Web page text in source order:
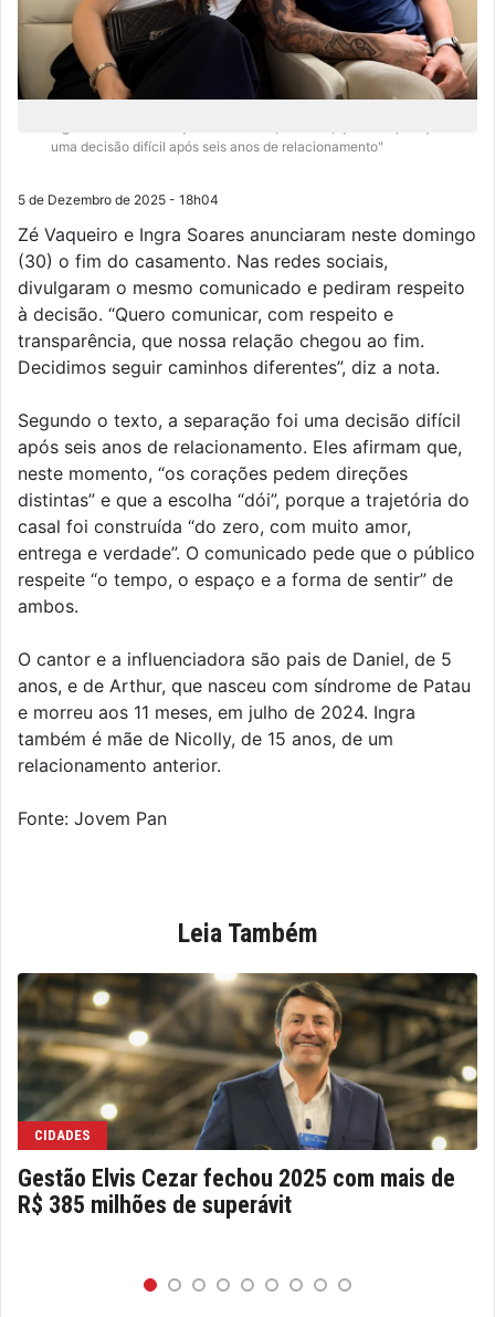
uma decisão difícil após seis anos de relacionamento"
5 de Dezembro de 2025 - 18h04
Zé Vaqueiro e Ingra Soares anunciaram neste domingo
(30) o fim do casamento. Nas redes sociais,
divulgaram o mesmo comunicado e pediram respeito
à decisão. “Quero comunicar, com respeito e
transparência, que nossa relação chegou ao fim.
Decidimos seguir caminhos diferentes”, diz a nota.
Segundo o texto, a separação foi uma decisão difícil
após seis anos de relacionamento. Eles afirmam que,
neste momento, “os corações pedem direções
distintas” e que a escolha “dói”, porque a trajetória do
casal foi construída “do zero, com muito amor,
entrega e verdade”. O comunicado pede que o público
respeite “o tempo, o espaço e a forma de sentir” de
ambos.
O cantor e a influenciadora são pais de Daniel, de 5
anos, e de Arthur, que nasceu com síndrome de Patau
e morreu aos 11 meses, em julho de 2024. Ingra
também é mãe de Nicolly, de 15 anos, de um
relacionamento anterior.
Fonte: Jovem Pan
Leia Também
CIDADES
Gestão Elvis Cezar fechou 2025 com mais de
R$ 385 milhões de superávit